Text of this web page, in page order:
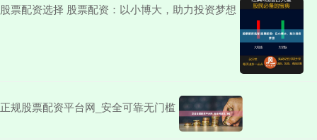
股票配资选择 股票配资：以小博大，助力投资梦想
正规股票配资平台网_安全可靠无门槛